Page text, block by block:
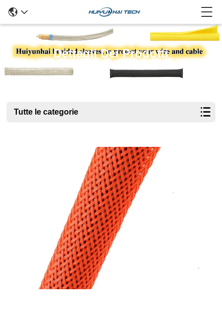
Dettagli Dei Prodotti
Tutte le categorie